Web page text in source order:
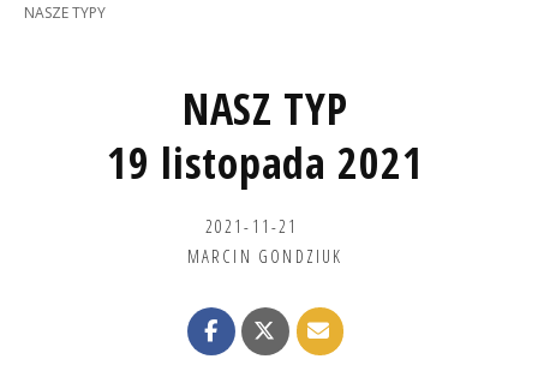
NASZE TYPY
NASZ TYP
19 listopada 2021
2021-11-21
MARCIN GONDZIUK